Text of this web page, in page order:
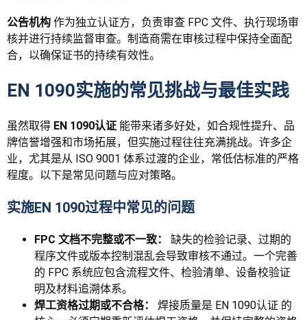
公告机构 作为独立认证方，负责审查 FPC 文件、执行现场审
核并进行持续监督审查。制造商需在审核过程中保持全面配
合，以确保证书的持续有效性。
EN 1090实施的常见挑战与最佳实践
虽然取得 EN 1090认证 能带来诸多好处，如合规性提升、品
牌信誉增强和市场拓展，但实施过程往往充满挑战。许多企
业，尤其是从 ISO 9001 体系过渡的企业，常低估标准的严格
程度。以下是常见问题与应对策略。
实施EN 1090过程中常见的问题
FPC 文档不完整或不一致：
缺失的检验记录、过期的
程序文件或版本控制混乱会导致审核不通过。一个完善
的 FPC 系统应包含流程文件、检验清单、设备校验证
明及材料追溯体系。
焊工资格过期或不合格：
焊接质量是 EN 1090认证 的